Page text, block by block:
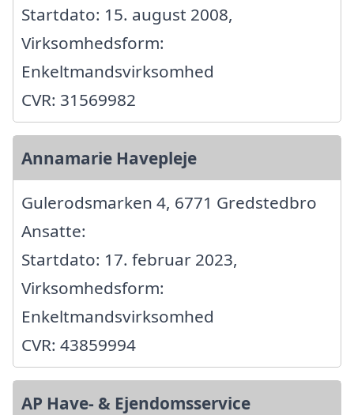
Startdato: 15. august 2008,
Virksomhedsform:
Enkeltmandsvirksomhed
CVR: 31569982
Annamarie Havepleje
Gulerodsmarken 4, 6771 Gredstedbro
Ansatte:
Startdato: 17. februar 2023,
Virksomhedsform:
Enkeltmandsvirksomhed
CVR: 43859994
AP Have- & Ejendomsservice